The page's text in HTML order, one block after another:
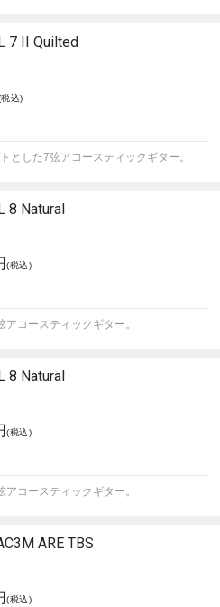
7 II Quilted
税込)
とした7弦アコースティックギター。
8 Natural
(税込)
コースティックギター。
8 Natural
(税込)
コースティックギター。
ARE TBS
(税込)